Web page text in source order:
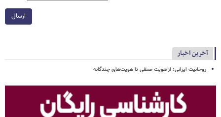
ارسال
آخرین اخبار
روحانیت ایرانی؛ از هویت صنفی تا هویت‌های چندگانه